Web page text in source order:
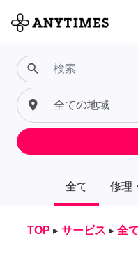
全て 修理
search
place
TOP ▸ サービス ▸ 全